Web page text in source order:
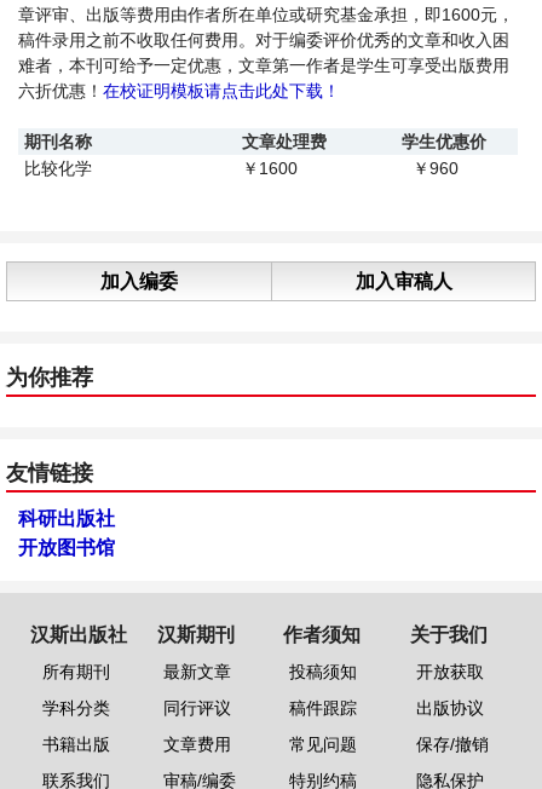
章评审、出版等费用由作者所在单位或研究基金承担，即1600元，
稿件录用之前不收取任何费用。对于编委评价优秀的文章和收入困
难者，本刊可给予一定优惠，文章第一作者是学生可享受出版费用
六折优惠！ 在校证明模板请点击此处下载！
期刊名称 文章处理费
学生优惠价
比较化学
￥ 1600 ￥ 960
加入编委 加入审稿人
为你推荐
友情链接
科研出版社
开放图书馆
汉斯出版社
所有期刊
学科分类
书籍出版
联系我们
汉斯期刊
最新文章
同行评议
文章费用
审稿/编委
作者须知
投稿须知
稿件跟踪
常见问题
特别约稿
关于我们
开放获取
出版协议
保存/撤销
隐私保护